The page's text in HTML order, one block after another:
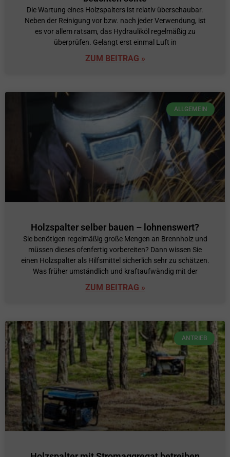
Die Wartung eines Holzspalters ist relativ überschaubar.
Neben der Reinigung vor bzw. nach jeder Verwendung, ist
es vor allem ratsam, das Hydrauliköl regelmäßig zu
überprüfen. Gelangt erst einmal Luft in
ZUM BEITRAG »
ALLGEMEIN
Holzspalter selber bauen – lohnenswert?
Sie benötigen regelmäßig große Mengen an Brennholz und
müssen dieses ofenfertig vorbereiten? Dann wissen Sie
einen Holzspalter als Hilfsmittel sicherlich sehr zu schätzen.
Was früher umständlich und kraftaufwändig mit der
ZUM BEITRAG »
ANTRIEB